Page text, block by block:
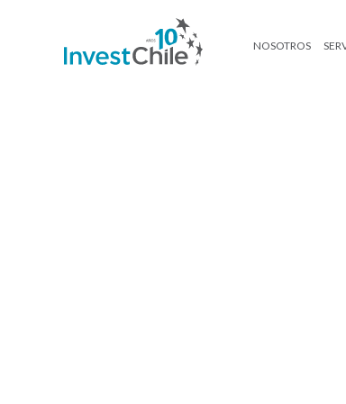
NOSOTROS